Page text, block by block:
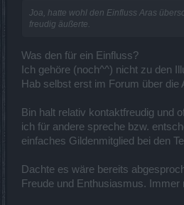
Joa, hatte wohl den Einfluss Aras
freudig äußerte.
Was den für ein Einfluss?
Ich gehöre (noch^^) nicht zu den
Hab selbst erst im Forum über die
Bin halt relativ kontaktfreudig und
ich für andere spreche bzw.
einfaches Gildenmitglied bei den
Dachte es wäre bereits
Freude und Enthusiasmus. Immer